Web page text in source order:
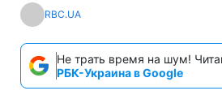
RBC.UA
Не трать время на шум!
РБК-Украина в Google